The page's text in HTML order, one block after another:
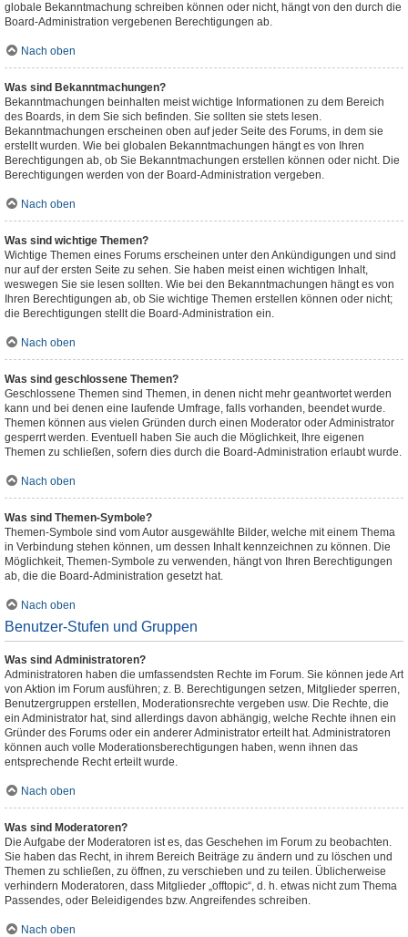
globale Bekanntmachung schreiben können oder nicht, hängt von den durch die
Board-Administration vergebenen Berechtigungen ab.
Nach oben
Was sind Bekanntmachungen?
Bekanntmachungen beinhalten meist wichtige Informationen zu dem Bereich
des Boards, in dem Sie sich befinden. Sie sollten sie stets lesen.
Bekanntmachungen erscheinen oben auf jeder Seite des Forums, in dem sie
erstellt wurden. Wie bei globalen Bekanntmachungen hängt es von Ihren
Berechtigungen ab, ob Sie Bekanntmachungen erstellen können oder nicht. Die
Berechtigungen werden von der Board-Administration vergeben.
Nach oben
Was sind wichtige Themen?
Wichtige Themen eines Forums erscheinen unter den Ankündigungen und sind
nur auf der ersten Seite zu sehen. Sie haben meist einen wichtigen Inhalt,
weswegen Sie sie lesen sollten. Wie bei den Bekanntmachungen hängt es von
Ihren Berechtigungen ab, ob Sie wichtige Themen erstellen können oder nicht;
die Berechtigungen stellt die Board-Administration ein.
Nach oben
Was sind geschlossene Themen?
Geschlossene Themen sind Themen, in denen nicht mehr geantwortet werden
kann und bei denen eine laufende Umfrage, falls vorhanden, beendet wurde.
Themen können aus vielen Gründen durch einen Moderator oder Administrator
gesperrt werden. Eventuell haben Sie auch die Möglichkeit, Ihre eigenen
Themen zu schließen, sofern dies durch die Board-Administration erlaubt wurde.
Nach oben
Was sind Themen-Symbole?
Themen-Symbole sind vom Autor ausgewählte Bilder, welche mit einem Thema
in Verbindung stehen können, um dessen Inhalt kennzeichnen zu können. Die
Möglichkeit, Themen-Symbole zu verwenden, hängt von Ihren Berechtigungen
ab, die die Board-Administration gesetzt hat.
Nach oben
Benutzer-Stufen und Gruppen
Was sind Administratoren?
Administratoren haben die umfassendsten Rechte im Forum. Sie können jede Art
von Aktion im Forum ausführen; z. B. Berechtigungen setzen, Mitglieder sperren,
Benutzergruppen erstellen, Moderationsrechte vergeben usw. Die Rechte, die
ein Administrator hat, sind allerdings davon abhängig, welche Rechte ihnen ein
Gründer des Forums oder ein anderer Administrator erteilt hat. Administratoren
können auch volle Moderationsberechtigungen haben, wenn ihnen das
entsprechende Recht erteilt wurde.
Nach oben
Was sind Moderatoren?
Die Aufgabe der Moderatoren ist es, das Geschehen im Forum zu beobachten.
Sie haben das Recht, in ihrem Bereich Beiträge zu ändern und zu löschen und
Themen zu schließen, zu öffnen, zu verschieben und zu teilen. Üblicherweise
verhindern Moderatoren, dass Mitglieder „offtopic“, d. h. etwas nicht zum Thema
Passendes, oder Beleidigendes bzw. Angreifendes schreiben.
Nach oben